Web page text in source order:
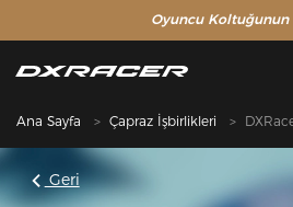
Oyuncu Koltuğunun
Ana Sayfa Çapraz İşbirlikleri
Geri